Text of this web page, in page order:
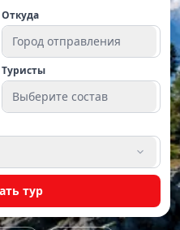
Откуда
Город отправления
Туристы
Выберите состав
тур